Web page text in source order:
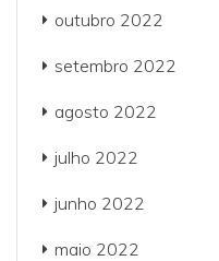
outubro 2022
setembro 2022
agosto 2022
julho 2022
junho 2022
maio 2022